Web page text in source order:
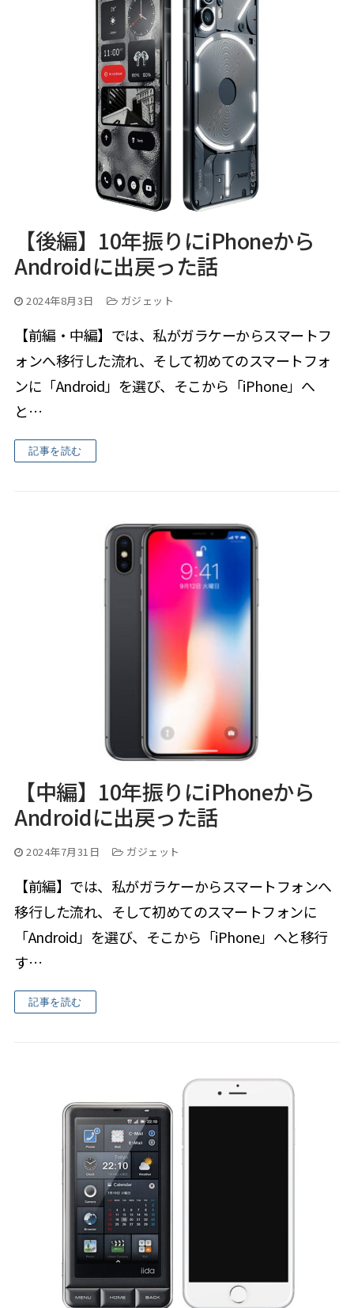
【後編】10年振りにiPhoneから
Androidに出戻った話
2024年8月3日 ガジェット
【前編・中編】では、私がガラケーからスマートフ
ォンへ移行した流れ、そして初めてのスマートフォ
ンに「Android」を選び、そこから「iPhone」へ
と…
記事を読む
【中編】10年振りにiPhoneから
Androidに出戻った話
2024年7月31日 ガジェット
【前編】では、私がガラケーからスマートフォンへ
移行した流れ、そして初めてのスマートフォンに
「Android」を選び、そこから「iPhone」へと移行
す…
記事を読む